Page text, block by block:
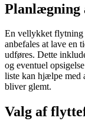
Planlægning
En vellykket flytning
anbefales at lave en
udføres. Dette
og eventuel
liste kan hjælpe med
bliver glemt.
Valg af